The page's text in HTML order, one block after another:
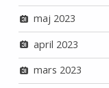
maj 2023
april 2023
mars 2023